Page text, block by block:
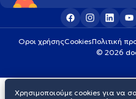
Οροι χρήσηςCookiesΠολιτική
© 2026
Χρησιμοποιούμε cookies για να